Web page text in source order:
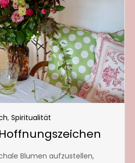
, Spiritualität
Blumen aufzustellen,